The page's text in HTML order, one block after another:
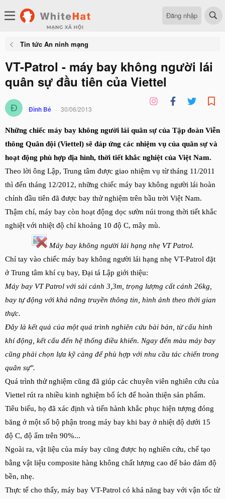
Đăng nhập
Tin tức An ninh mạng
VT-Patrol - máy bay không người lái
quân sự đầu tiên của Viettel
Đ Đình Bé 30/06/2013
Những chiếc máy bay không người lái quân sự của Tập đoàn Viễn
thông Quân đội (Viettel) sẽ đáp ứng các nhiệm vụ của quân sự và
hoạt động phù hợp địa hình, thời tiết khắc nghiệt của Việt Nam.
Theo lời ông Lập, Trung tâm được giao nhiệm vụ từ tháng 11/2011
thì đến tháng 12/2012, những chiếc máy bay không người lái hoàn
chỉnh đầu tiên đã được bay thử nghiệm trên bầu trời Việt Nam.
Thậm chí, máy bay còn hoạt động dọc sườn núi trong thời tiết khắc
nghiệt với nhiệt độ chỉ khoảng 10 độ C, mây mù.
Máy bay không người lái hạng nhẹ VT Patrol.
Chỉ tay vào chiếc máy bay không người lái hạng nhẹ VT-Patrol đặt
ở Trung tâm khí cụ bay, Đại tá Lập giới thiệu:
Máy bay VT Patrol với sải cánh 3,3m, trọng lượng cất cánh 26kg,
bay tự động với khả năng truyền thông tin, hình ảnh theo thời gian
thực.
Đây là kết quả của một quá trình nghiên cứu bài bản, từ cấu hình
khí động, kết cấu đến hệ thống điều khiển. Ngay đến màu máy bay
cũng phải chọn lựa kỹ càng để phù hợp với nhu cầu tác chiến trong
quân sự".
Quá trình thử nghiệm cũng đã giúp các chuyên viên nghiên cứu của
Viettel rút ra nhiều kinh nghiệm bổ ích để hoàn thiện sản phẩm.
Tiêu biểu, họ đã xác định và tiến hành khắc phục hiện tượng đóng
băng ở một số bộ phận trong máy bay khi bay ở nhiệt độ dưới 15
độ C, độ ẩm trên 90%...
Ngoài ra, vật liệu của máy bay cũng được họ nghiên cứu, chế tạo
bằng vật liệu composite hàng không chất lượng cao để bảo đảm độ
bền, nhẹ.
Thực tế cho thấy, máy bay VT-Patrol có khả năng bay với vận tốc từ